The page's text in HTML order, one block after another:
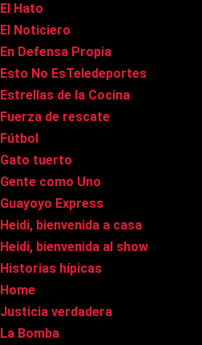
El Hato
El Noticiero
En Defensa Propia
Esto No EsTeledeportes
Estrellas de la Cocina
Fuerza de rescate
Fútbol
Gato tuerto
Gente como Uno
Guayoyo Express
Heidi, bienvenida a casa
Heidi, bienvenida al show
Historias hípicas
Home
Justicia verdadera
La Bomba